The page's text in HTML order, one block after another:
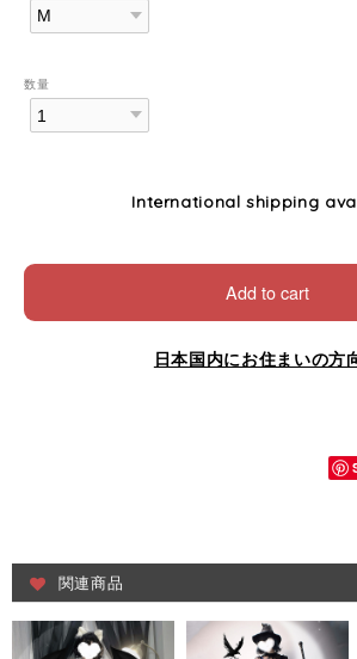
数量
International shipping
Add to cart
日本国内にお住まいの方
関連商品